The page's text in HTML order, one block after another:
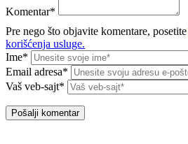
Komentar*
Pre nego što objavite komentare, posetite
korišćenja usluge.
Ime*
Email adresa*
Vaš veb-sajt*